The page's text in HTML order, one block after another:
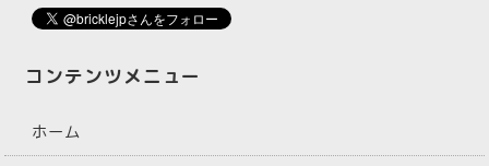
コンテンツメニュー
ホーム